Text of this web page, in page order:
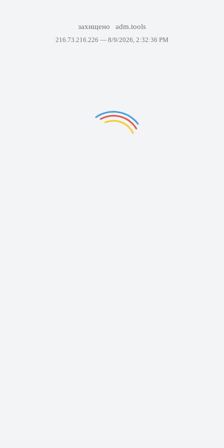
захищено adm.tools
216.73.216.226 — 8/9/2026, 2:32:36 PM